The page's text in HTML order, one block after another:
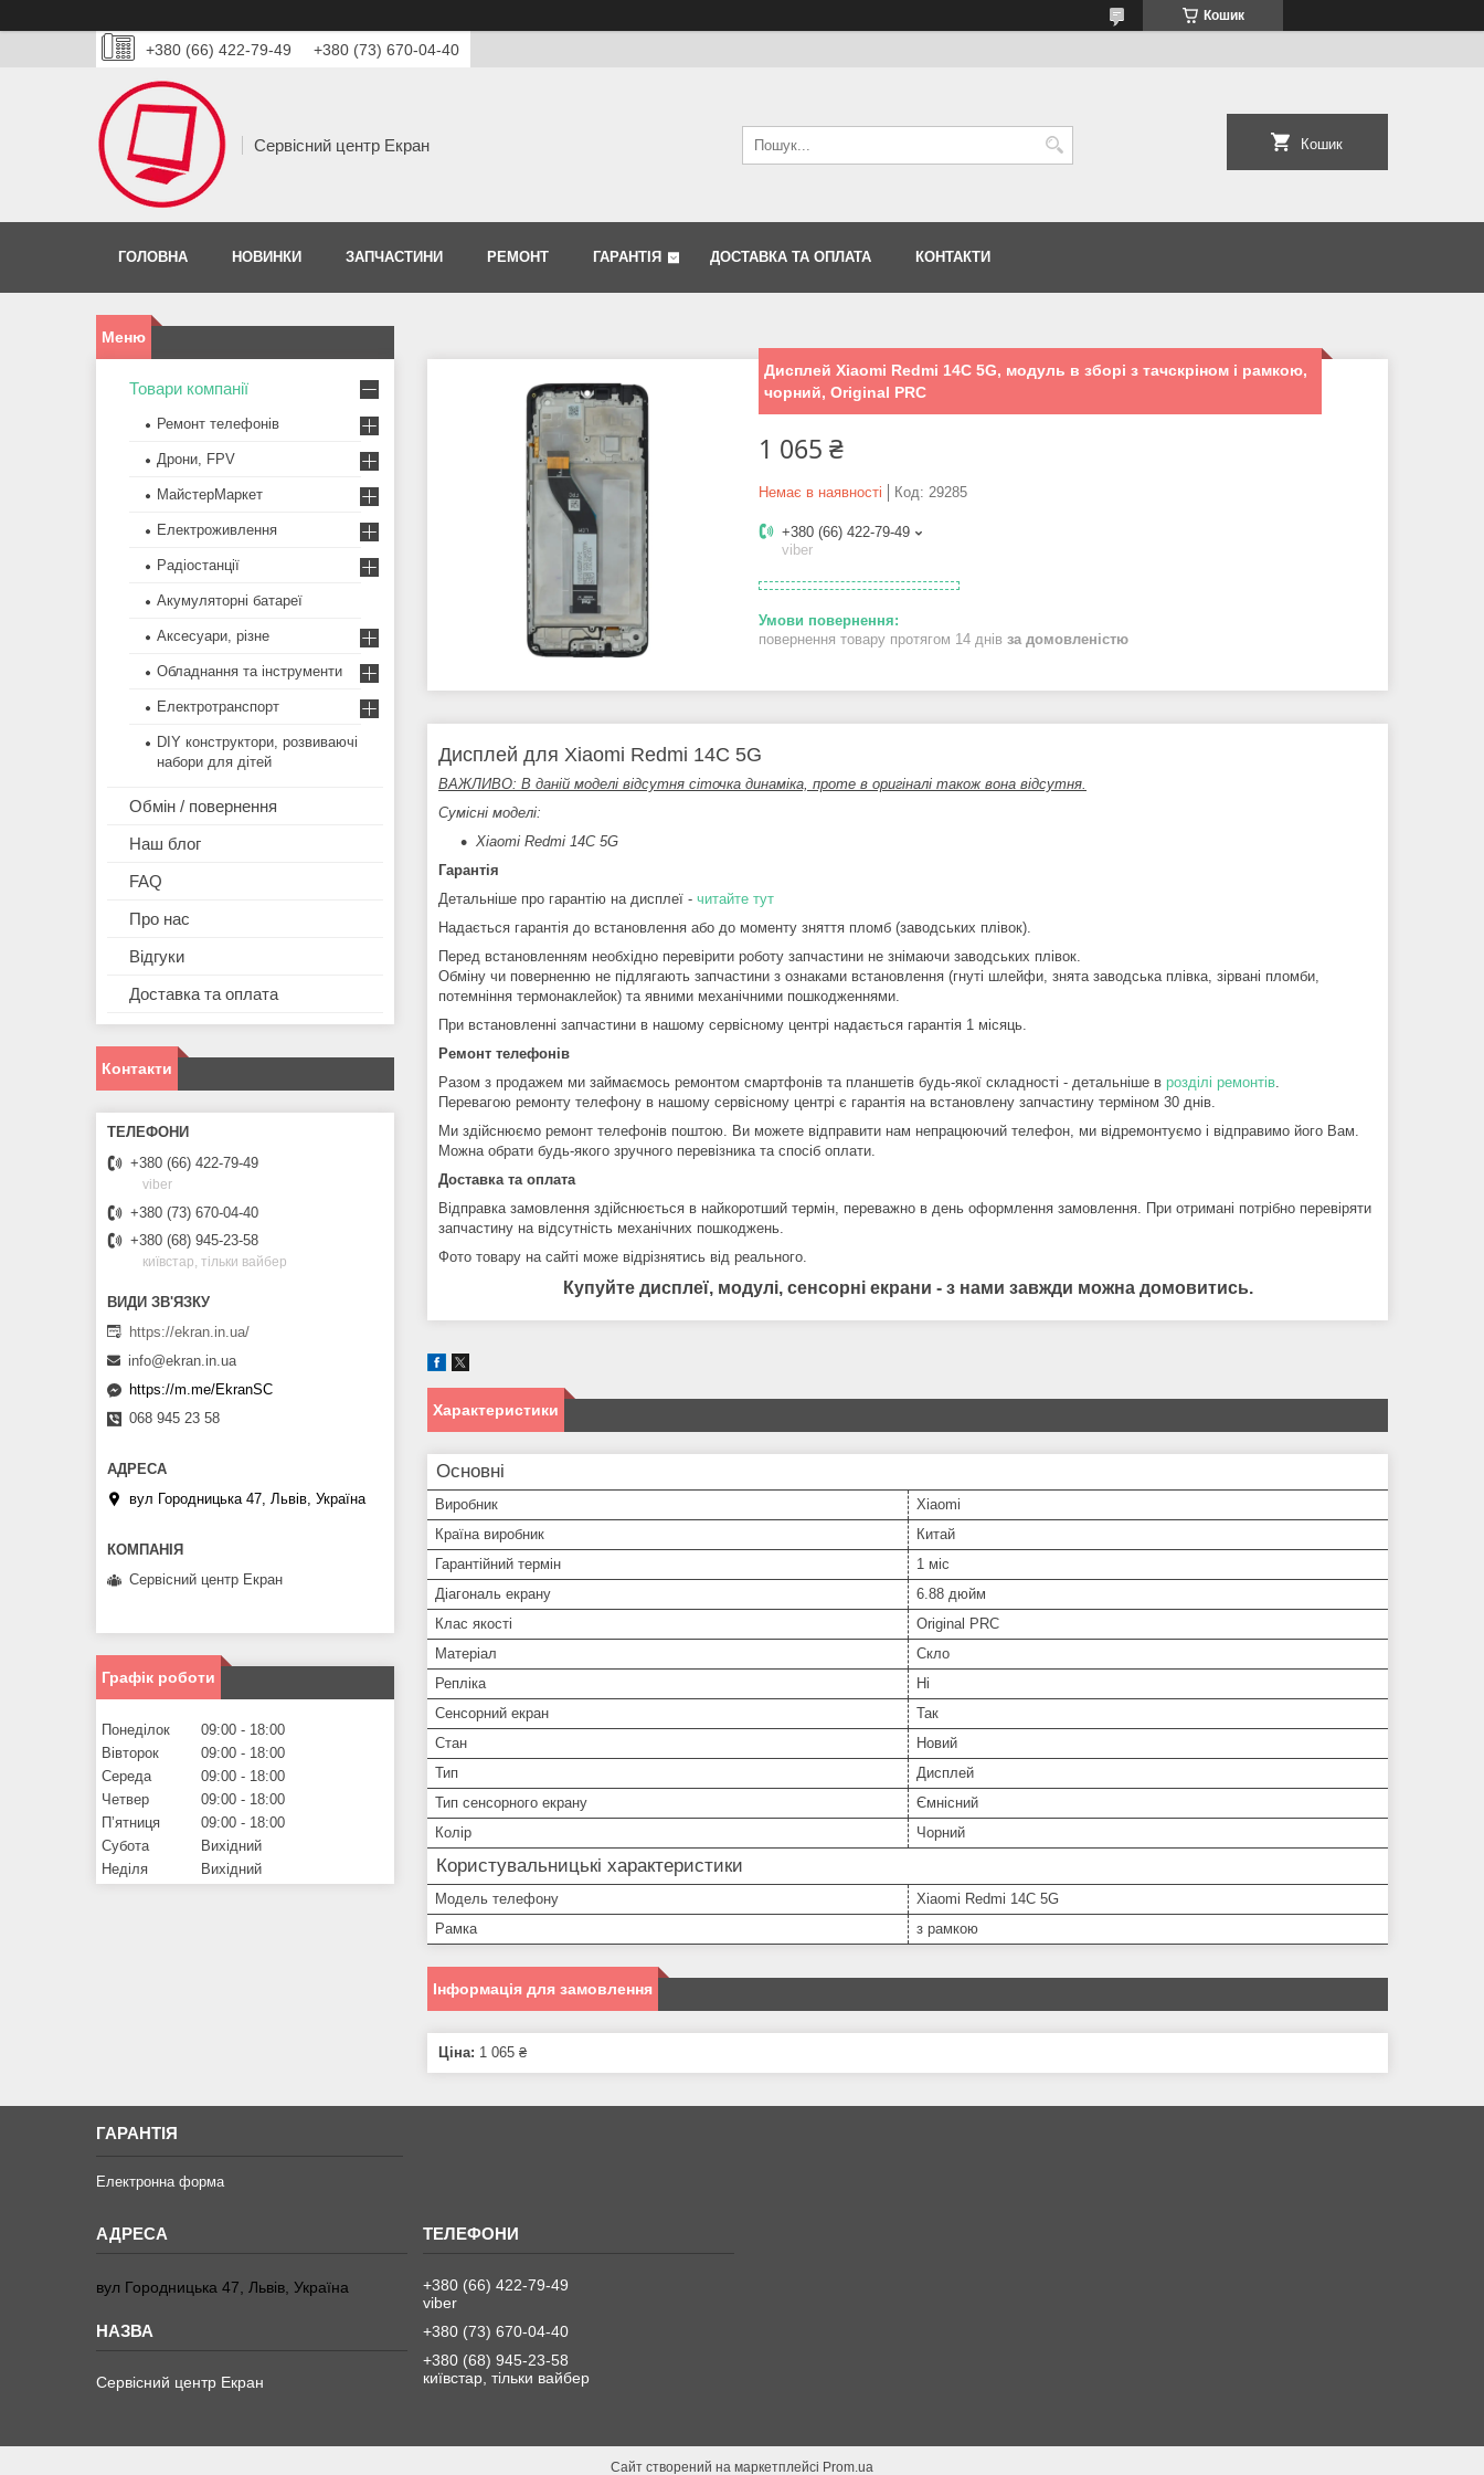
Кошик
+380 (66) 422-79-49 +380 (73) 670-04-40
Сервісний центр Екран Кошик
ГОЛОВНА НОВИНКИ ЗАПЧАСТИНИ РЕМОНТ ГАРАНТІЯ ДОСТАВКА ТА ОПЛАТА КОНТАКТИ
Дисплей Xiaomi Redmi 14C 5G, модуль в зборі з тачскріном і рамкою,
чорний, Original PRC
1 065 ₴
Немає в наявності Код: 29285
+380 (66) 422-79-49
viber
повернення товару протягом 14 днів за домовленістю
Дисплей для Xiaomi Redmi 14C 5G
ВАЖЛИВО: В даній моделі відсутня сіточка динаміка, проте в оригіналі також вона відсутня.
Сумісні моделі:
Xiaomi Redmi 14C 5G
Гарантія
Детальніше про гарантію на дисплеї - читайте тут
Надається гарантія до встановлення або до моменту зняття пломб (заводських плівок).
Перед встановленням необхідно перевірити роботу запчастини не знімаючи заводських плівок.
Обміну чи поверненню не підлягають запчастини з ознаками встановлення (гнуті шлейфи, знята заводська плівка, зірвані пломби,
потемніння термонаклейок) та явними механічними пошкодженнями.
При встановленні запчастини в нашому сервісному центрі надається гарантія 1 місяць.
Ремонт телефонів
Разом з продажем ми займаємось ремонтом смартфонів та планшетів будь-якої складності - детальніше в розділі ремонтів
Перевагою ремонту телефону в нашому сервісному центрі є гарантія на встановлену запчастину терміном 30 днів.
Ми здійснюємо ремонт телефонів поштою. Ви можете відправити нам непрацюючий телефон, ми відремонтуємо і відправимо його Вам.
Можна обрати будь-якого зручного перевізника та спосіб оплати.
Доставка та оплата
Відправка замовлення здійснюється в найкоротший термін, переважно в день оформлення замовлення. При отримані потрібно перевіряти
запчастину на відсутність механічних пошкоджень.
Фото товару на сайті може відрізнятись від реального.
Купуйте дисплеї, модулі, сенсорні екрани - з нами завжди можна домовитись.
Характеристики
Основні
Виробник
Xiaomi
Країна виробник
Китай
Гарантійний термін
1 міс
Діагональ екрану
6.88 дюйм
Клас якості
Original PRC
Матеріал
Скло
Репліка
Ні
Сенсорний екран
Так
Стан
Новий
Тип
Дисплей
Тип сенсорного екрану
Ємнісний
Колір
Чорний
Користувальницькі характеристики
Модель телефону
Xiaomi Redmi 14C 5G
Рамка
з рамкою
Інформація для замовлення
Ціна: 1 065 ₴
Товари компанії
Ремонт телефонів
Дрони, FPV
МайстерМаркет
Електроживлення
Радіостанції
Акумуляторні батареї
Аксесуари, різне
Обладнання та інструменти
Електротранспорт
DIY конструктори, розвиваючі
набори для дітей
Обмін / повернення
Наш блог
FAQ
Про нас
Відгуки
Доставка та оплата
Контакти
+380 (66) 422-79-49
viber
+380 (73) 670-04-40
+380 (68) 945-23-58
київстар, тільки вайбер
https://ekran.in.ua/
info@ekran.in.ua
https://m.me/EkranSC
068 945 23 58
вул Городницька 47, Львів, Україна
Сервісний центр Екран
Графік роботи
Понеділок 09:00
18:00
Вівторок
09:00
18:00
Середа
09:00
18:00
Четвер
09:00
18:00
Пʼятниця
09:00
18:00
Субота
Вихідний
Неділя
Вихідний
ГАРАНТІЯ
Електронна форма
вул Городницька 47, Львів, Україна
Сервісний центр Екран
+380 (66) 422-79-49
viber
+380 (73) 670-04-40
+380 (68) 945-23-58
київстар, тільки вайбер
Сайт створений на маркетплейсі Prom.ua